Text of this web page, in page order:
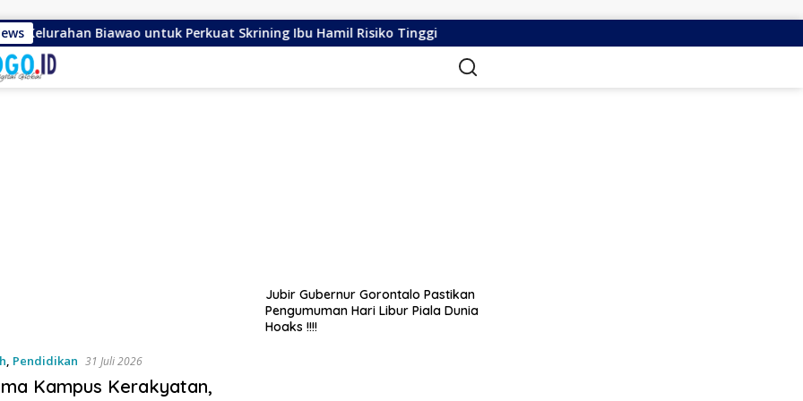
Biawao untuk Perkuat Skrining Ibu Hamil Risiko Tinggi Peran Gusnar -Idah Selaku Pemerintah, On The Track,
, Pendidikan 31 Juli 2026
Kampus Kerakyatan,
Jubir Gubernur Gorontalo Pastikan
Pengumuman Hari Libur Piala Dunia
Hoaks !!!!